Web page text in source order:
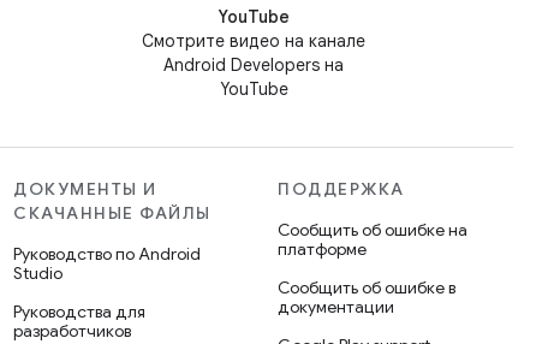
YouTube
Смотрите видео на канале
Android Developers на
YouTube
ДОКУМЕНТЫ И
СКАЧАННЫЕ ФАЙЛЫ
Руководство по Android
Studio
Руководства для
разработчиков
ПОДДЕРЖКА
Сообщить об ошибке на
платформе
Сообщить об ошибке в
документации